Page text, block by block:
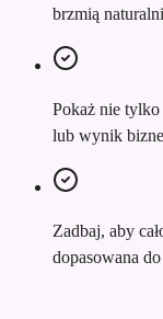
brzmią
Pokaż nie tylko
lub wynik
Zadbaj, aby
dopasowana